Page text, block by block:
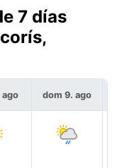
7 días
ago dom 9. ago